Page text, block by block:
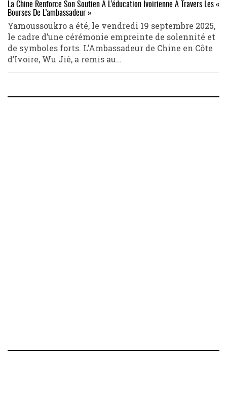
La Chine Renforce Son Soutien À L’éducation Ivoirienne À Travers Les «
Bourses De L’ambassadeur »
Yamoussoukro a été, le vendredi 19 septembre 2025,
le cadre d’une cérémonie empreinte de solennité et
de symboles forts. L’Ambassadeur de Chine en Côte
d’Ivoire, Wu Jié, a remis au…